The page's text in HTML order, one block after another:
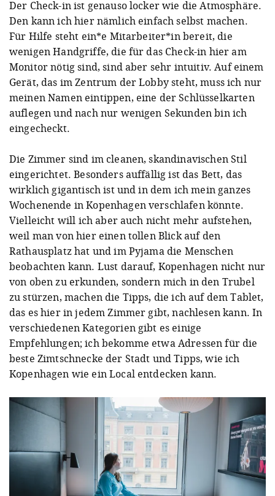
Der Check-in ist genauso locker wie die Atmosphäre.
Den kann ich hier nämlich einfach selbst machen.
Für Hilfe steht ein*e Mitarbeiter*in bereit, die
wenigen Handgriffe, die für das Check-in hier am
Monitor nötig sind, sind aber sehr intuitiv. Auf einem
Gerät, das im Zentrum der Lobby steht, muss ich nur
meinen Namen eintippen, eine der Schlüsselkarten
auflegen und nach nur wenigen Sekunden bin ich
eingecheckt.
Die Zimmer sind im cleanen, skandinavischen Stil
eingerichtet. Besonders auffällig ist das Bett, das
wirklich gigantisch ist und in dem ich mein ganzes
Wochenende in Kopenhagen verschlafen könnte.
Vielleicht will ich aber auch nicht mehr aufstehen,
weil man von hier einen tollen Blick auf den
Rathausplatz hat und im Pyjama die Menschen
beobachten kann. Lust darauf, Kopenhagen nicht nur
von oben zu erkunden, sondern mich in den Trubel
zu stürzen, machen die Tipps, die ich auf dem Tablet,
das es hier in jedem Zimmer gibt, nachlesen kann. In
verschiedenen Kategorien gibt es einige
Empfehlungen; ich bekomme etwa Adressen für die
beste Zimtschnecke der Stadt und Tipps, wie ich
Kopenhagen wie ein Local entdecken kann.